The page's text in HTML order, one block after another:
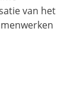
van het